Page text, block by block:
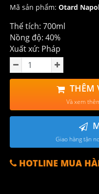
Mã sản phẩm: Otard
Thể tích: 700ml
Nồng độ: 40%
Xuất xứ: Pháp
THÊM
Và xem
Giao hàng tận
HOTLINE MUA